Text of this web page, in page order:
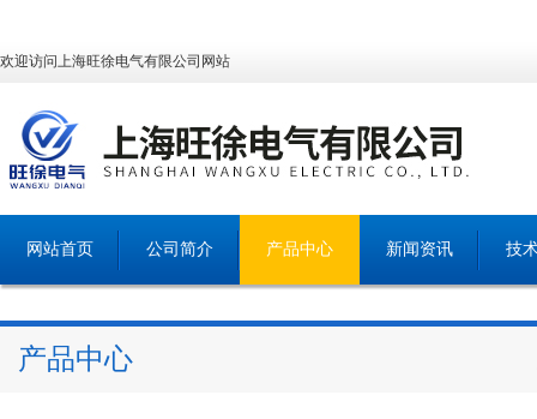
欢迎访问上海旺徐电气有限公司网站
网站首页 公司简介 产品中心 新闻资讯 技
产品中心